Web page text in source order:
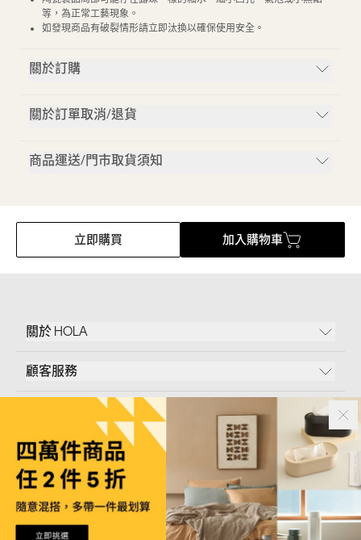
等，為正常工藝現象。
如發現商品有破裂情形請立即汰換以確保使用安全。
關於訂購
關於訂單取消/退貨
商品運送/門市取貨須知
立即購買 加入購物車
關於 HOLA
顧客服務
和樂家居股份有限公司｜臺北市內湖區新湖三路23號5樓
Follow Us